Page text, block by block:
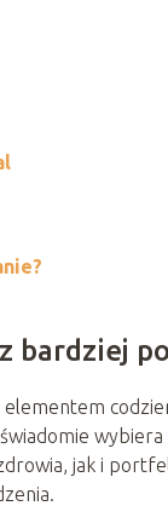
bardziej
jak i